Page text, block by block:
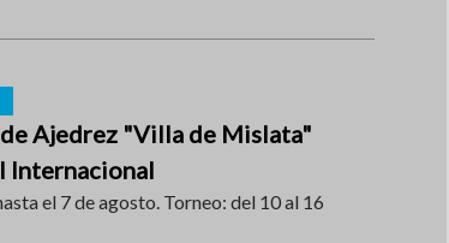
Ajedrez "Villa de Mislata"
Internacional
el 7 de agosto. Torneo: del 10 al 16